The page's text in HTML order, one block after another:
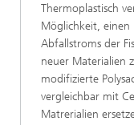
Thermoplastisch
Möglichkeit,
Abfallstroms der
neuer Materialien
modifizierte
vergleichbar mit
Matrerialien